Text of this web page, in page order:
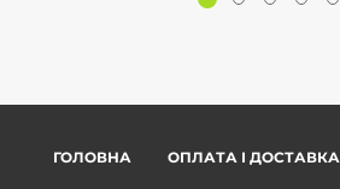
ГОЛОВНА ОПЛАТА І ДОСТАВКА